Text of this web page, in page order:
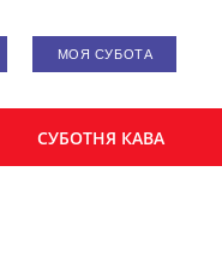
МОЯ СУБОТА
СУБОТНЯ КАВА